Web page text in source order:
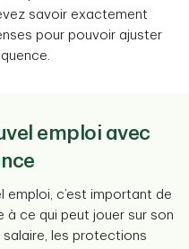
savoir exactement
pour pouvoir ajuster
emploi avec
emploi, c’est important de
ce qui peut jouer sur son
salaire, les protections